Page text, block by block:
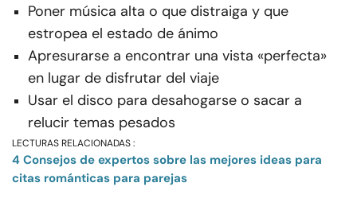
Poner música alta o que distraiga y que
estropea el estado de ánimo
Apresurarse a encontrar una vista «perfecta»
en lugar de disfrutar del viaje
Usar el disco para desahogarse o sacar a
relucir temas pesados
LECTURAS RELACIONADAS :
4 Consejos de expertos sobre las mejores ideas para
citas románticas para parejas